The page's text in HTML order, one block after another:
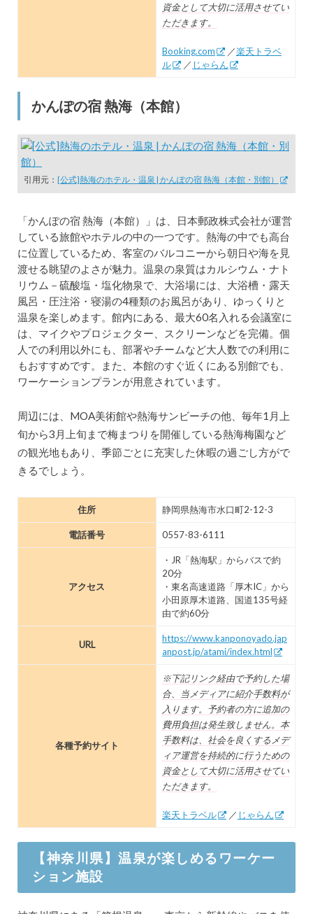
資金として大切に活用させてい
ただきます。
Booking.com ／楽天トラベ
ル
／ じゃらん
かんぽの宿 熱海（本館）
引用元： [公式]熱海のホテル・温泉 | かんぽの宿 熱海（本館・別館）
「かんぽの宿 熱海（本館）」は、日本郵政株式会社が運営
している旅館やホテルの中の一つです。熱海の中でも高台
に位置しているため、客室のバルコニーから朝日や海を見
渡せる眺望のよさが魅力。温泉の泉質はカルシウム・ナト
リウム－硫酸塩・塩化物泉で、大浴場には、大浴槽・露天
風呂・圧注浴・寝湯の4種類のお風呂があり、ゆっくりと
温泉を楽しめます。館内にある、最大60名入れる会議室に
は、マイクやプロジェクター、スクリーンなどを完備。個
人での利用以外にも、部署やチームなど大人数での利用に
もおすすめです。また、本館のすぐ近くにある別館でも、
ワーケーションプランが用意されています。
周辺には、MOA美術館や熱海サンビーチの他、毎年1月上
旬から3月上旬まで梅まつりを開催している熱海梅園など
の観光地もあり、季節ごとに充実した休暇の過ごし方がで
きるでしょう。
住所 静岡県熱海市水口町2-12-3
電話番号 0557-83-6111
アクセス
・JR「熱海駅」からバスで約
20分
・東名高速道路「厚木IC」から
小田原厚木道路、国道135号経
由で約60分
URL
https://www.kanponoyado.jap
anpost.jp/atami/index.html
各種予約サイト
※下記リンク経由で予約した場
合、当メディアに紹介手数料が
入ります。予約者の方に追加の
費用負担は発生致しません。本
手数料は、社会を良くするメデ
ィア運営を持続的に行うための
資金として大切に活用させてい
ただきます。
楽天トラベル ／ じゃらん
【神奈川県】温泉が楽しめるワーケー
ション施設